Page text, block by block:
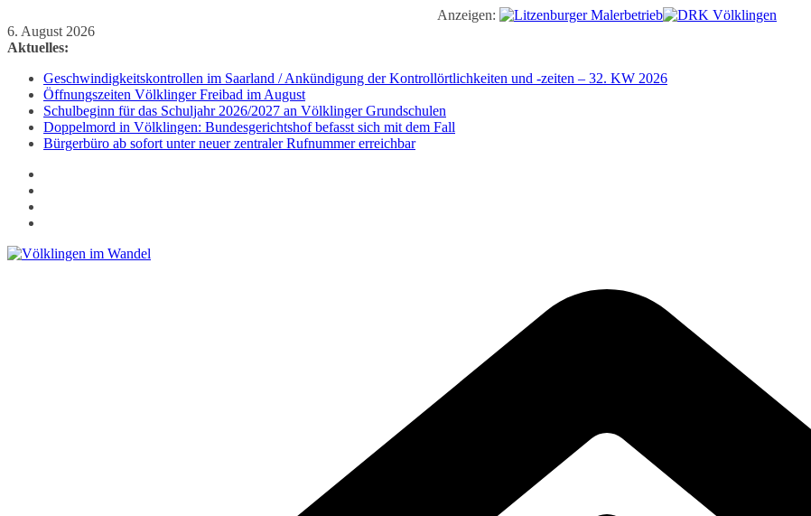
Anzeigen:
Zum
Inhalt
6. August 2026
Aktuelles:
Geschwindigkeitskontrollen im Saarland / Ankündigung der Kontrollörtlichkeiten und -zeiten – 32. KW 2026
Öffnungszeiten Völklinger Freibad im August
Schulbeginn für das Schuljahr 2026/2027 an Völklinger Grundschulen
Doppelmord in Völklingen: Bundesgerichtshof befasst sich mit dem Fall
Bürgerbüro ab sofort unter neuer zentraler Rufnummer erreichbar